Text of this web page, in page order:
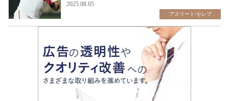
2025.08.05
アスリート/セレブ